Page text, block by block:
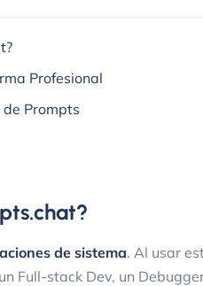
Profesional
Prompts
de sistema. Al usar
Full-stack Dev, un